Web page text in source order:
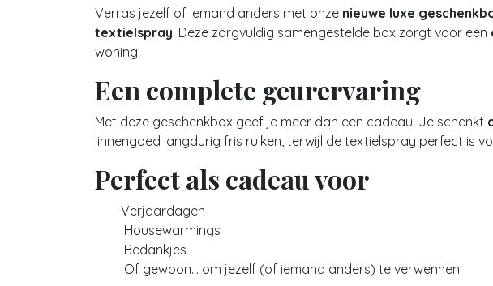
Verras jezelf of iemand anders met onze nieuwe luxe
textielspray. Deze zorgvuldig samengestelde box zorgt voor een
woning.
Een complete geurervaring
Met deze geschenkbox geef je meer dan een cadeau. Je schenkt
linnengoed langdurig fris ruiken, terwijl de textielspray perfect is
Perfect als cadeau voor
Verjaardagen
Housewarmings
Bedankjes
Of gewoon… om jezelf (of iemand anders) te verwennen